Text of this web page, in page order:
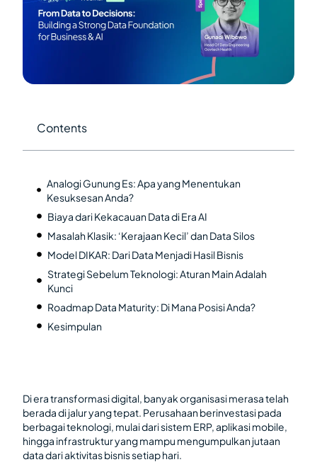
Contents
Analogi Gunung Es: Apa yang Menentukan
Kesuksesan Anda?
Biaya dari Kekacauan Data di Era AI
Masalah Klasik: ‘Kerajaan Kecil’ dan Data Silos
Model DIKAR: Dari Data Menjadi Hasil Bisnis
Strategi Sebelum Teknologi: Aturan Main Adalah
Kunci
Roadmap Data Maturity: Di Mana Posisi Anda?
Kesimpulan
Di era transformasi digital, banyak organisasi merasa telah
berada di jalur yang tepat. Perusahaan berinvestasi pada
berbagai teknologi, mulai dari sistem ERP, aplikasi mobile,
hingga infrastruktur yang mampu mengumpulkan jutaan
data dari aktivitas bisnis setiap hari.